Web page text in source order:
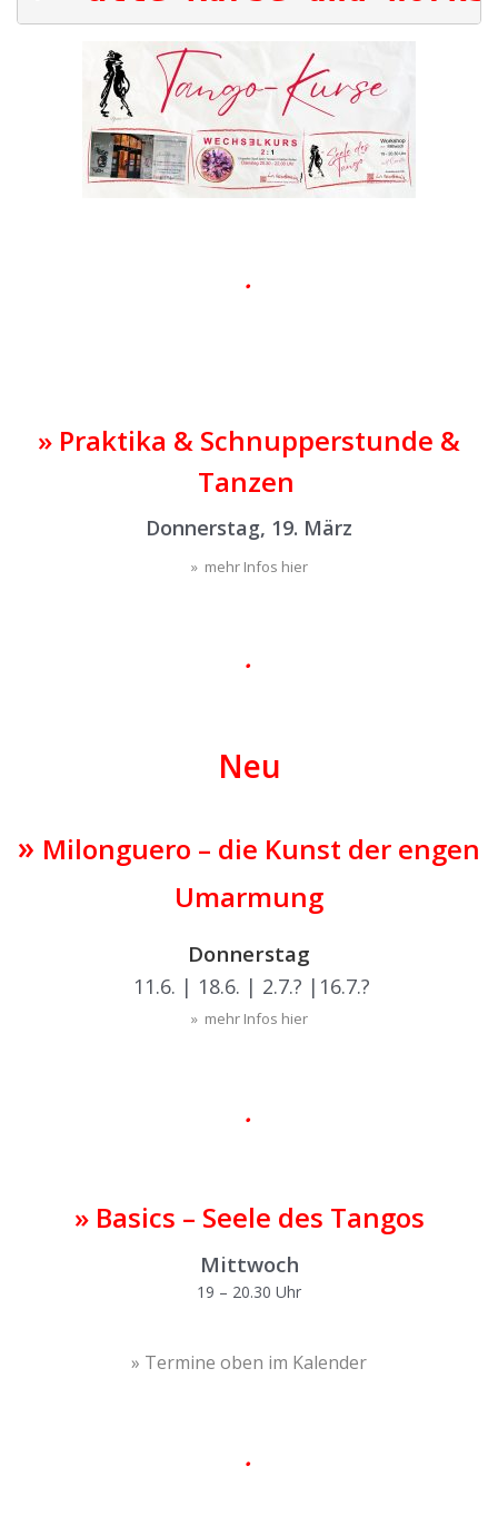
•
» Praktika & Schnupperstunde &
Tanzen
Donnerstag, 19. März
» mehr Infos hier
•
Neu
» Milonguero – die Kunst der engen
Umarmung
Donnerstag
11.6. | 18.6. | 2.7.? |16.7.?
» mehr Infos hier
•
» Basics – Seele des Tangos
Mittwoch
19 – 20.30 Uhr
» Termine oben im Kalender
•